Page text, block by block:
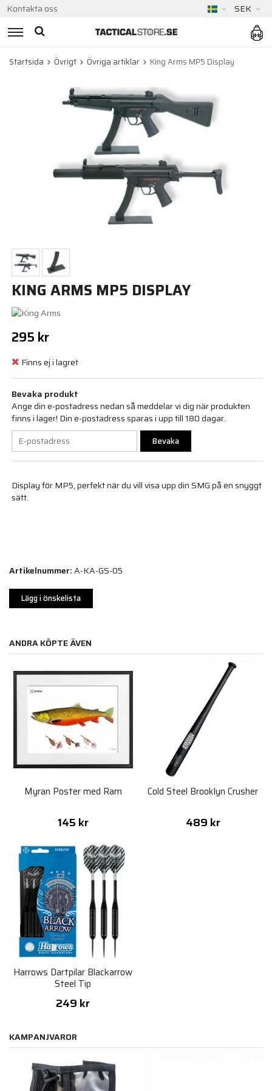
Kontakta oss SEK
Startsida Övrigt Övriga artiklar King Arms MP5 Display
KING ARMS MP5 DISPLAY
295 kr
Finns ej i lagret
Bevaka produkt
Ange din e-postadress nedan så meddelar vi dig när produkten
finns i lager! Din e-postadress sparas i upp till 180 dagar.
Bevaka
Display för MP5, perfekt när du vill visa upp din SMG på en snyggt
sätt.
Artikelnummer:A-KA-GS-05
Lägg i önskelista
ANDRA KÖPTE ÄVEN
Myran Poster med Ram
145 kr
Cold Steel Brooklyn Crusher
489 kr
Harrows Dartpilar Blackarrow
Steel Tip
249 kr
KAMPANJVAROR